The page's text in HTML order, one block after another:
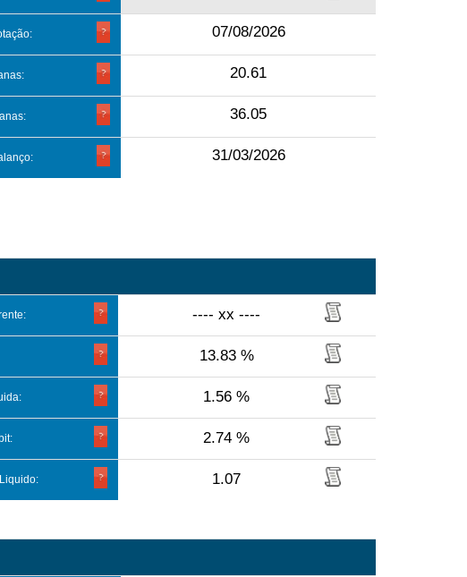
07/08/2026
20.61
36.05
31/03/2026
---- xx ----
13.83 %
1.56 %
2.74 %
1.07